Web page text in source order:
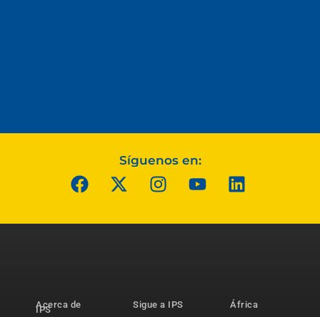
Síguenos en:
Acerca de
IPS
Sigue a IPS
África